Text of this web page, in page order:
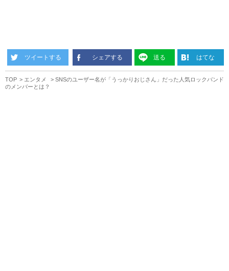
ツイートする シェアする 送る はてな
TOP エンタメ
SNSのユーザー名が「うっかりおじさん」だった人気ロックバンド
のメンバーとは？